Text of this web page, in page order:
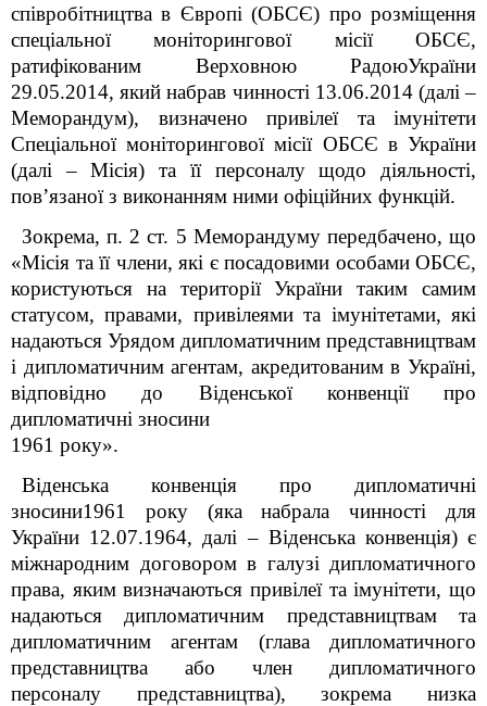
співробітництва в Європі (ОБСЄ) про розміщення
спеціальної моніторингової місії ОБСЄ,
ратифікованим Верховною РадоюУкраїни
29.05.2014, який набрав чинності 13.06.2014 (далі –
Меморандум), визначено привілеї та імунітети
Спеціальної моніторингової місії ОБСЄ в України
(далі – Місія) та її персоналу щодо діяльності,
пов’язаної з виконанням ними офіційних функцій.
Зокрема, п. 2 ст. 5 Меморандуму передбачено, що
«Місія та її члени, які є посадовими особами ОБСЄ,
користуються на території України таким самим
статусом, правами, привілеями та імунітетами, які
надаються Урядом дипломатичним представництвам
і дипломатичним агентам, акредитованим в Україні,
відповідно до Віденської конвенції про
дипломатичні зносини
1961 року».
Віденська конвенція про дипломатичні
зносини1961 року (яка набрала чинності для
України 12.07.1964, далі – Віденська конвенція) є
міжнародним договором в галузі дипломатичного
права, яким визначаються привілеї та імунітети, що
надаються дипломатичним представництвам та
дипломатичним агентам (глава дипломатичного
представництва або член дипломатичного
персоналу представництва), зокрема низка